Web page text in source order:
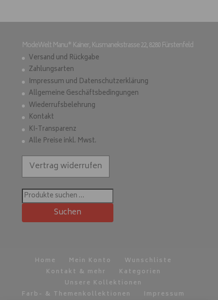
ModeWelt Manu* Kainer, Kusmanekstrasse 22, 8280 Fürstenfeld
Versand und Rückgabe
Zahlungsarten
Impressum und Datenschutzerklärung
Allgemeine Geschäftsbedingungen
Wiederrufsbelehrung
Kontakt
KI-Transparenz
Alle Preise inkl. Mwst.
Vertrag widerrufen
Suchen
nach:
Suchen
Home Mein Konto
Wunschliste
Kontakt & mehr
Kategorien
Unsere Kollektionen
Farb- & Themenkollektionen
Impressum